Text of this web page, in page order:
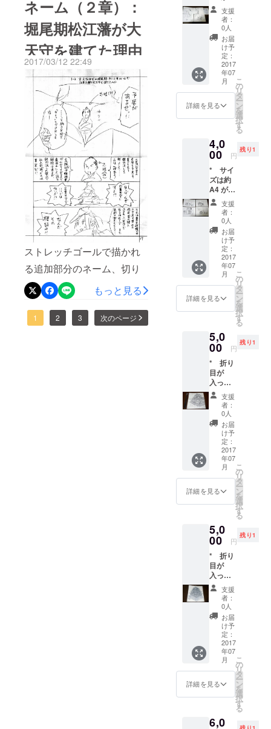
へ入国せり京極忠高は。大
規模な治水工事を行えり。
日本海に注いでいた斐伊川
の流路。宍道湖に注ぐよう
改修しようとした矢先のこ
と。 斐伊川は大洪水を起こ
し、勝手に東へ流路を変え
けり。 忠高はこの新しい流
路を一本にまとめ。堤防を
築いて流路を安定させし。
治水工事ののち。堀尾氏が
禁止した砂鉄採集を。許可
せり。 忠高の入国当初より
鉄山師らは許可を求めたと
いう。 作者、その過程と影
響をネームに切りけり。 こ
こは。松江藩の歴史の転
は尻切れトンボになるべ
ネーム（２章）：
堀尾期松江藩が大
天守を建てた理由
2017/03/12 22:49
ストレッチゴールで描かれ
る追加部分のネーム、切り
けり。 いまだ最
初の目標額も達成しておら
ねど。 追加ネームを切りし
もっと見る
1 2 3 次のページ
のた
め、ス
カスカ
の原画
です。
そのた
め、お
求めや
すい値
段設定
になっ
す。そ
の他の
著作財
産権の
支分権
は譲渡
されま
せん。
* 直筆
原画証
明書
旨と作
者の署
名を入
れたお
礼状）
をお付
けしま
す。
枚です
* 作者
はデジ
タルで
仕上げ
ている
ので、
原画は
未完成
な線画
です。
* 著作
財産権
譲渡さ
れるの
は、所
有権お
よび譲
渡権で
す。そ
の他の
著作財
産権の
支分権
は譲渡
されま
せん。
支援
者：
0人
お届
け予
定：
2017
年07
月
詳細を見る
こ
の
リ
タ
ー
ン
を
選
択
す
る
4,0
00 円
残り1
* サイ
ズは約
A4 が 4
枚です
** A4
が 4 枚
です。
用紙は
コピー
用紙で
す。 *
作者は
デジタ
ルで仕
上げて
いるの
画は未
完成な
線画で
す。 *
著作財
産権の
うち譲
渡され
るの
は、所
有権お
よび譲
渡権で
す。そ
の他の
著作財
産権の
せん。
支援
者：
0人
お届
け予
定：
2017
年07
月
詳細を見る
こ
の
リ
タ
ー
ン
を
選
択
す
る
5,0
00 円
残り1
* 折り
目が
入って
しまっ
ていま
す * 作
者が自
分に向
けて残
した修
正メモ
が書き
込まれ
ていま
す *サイ
ズは横
×縦
33cm
です。
用紙は
方眼レ
ポート
用紙で
す * 作
者はデ
ジタル
で仕上
げてい
るの
で、原
画は未
完成な
線画で
す * 著
ち譲渡
支援
者：
0人
お届
け予
定：
2017
年07
月
詳細を見る
こ
の
リ
タ
ー
ン
を
選
択
す
る
5,0
00 円
残り1
* 折り
目が
入って
しまっ
ていま
す * 隅
角が算
木積み
になっ
ていま
せん
（これ
はデジ
タル作
業で修
正した
原画に
支援
者：
0人
お届
け予
定：
2017
年07
月
詳細を見る
こ
の
リ
タ
ー
ン
を
選
択
す
る
6,0